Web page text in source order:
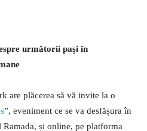
următorii pași în
are plăcerea să vă invite la o
”, eveniment ce se va desfășura în
și online, pe platforma